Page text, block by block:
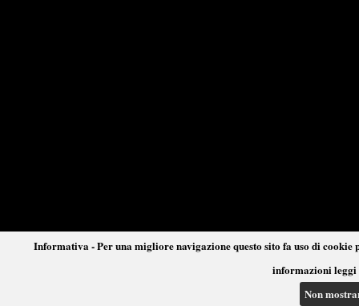
Informativa - Per una migliore navigazione questo sito fa uso di
informazioni leggi
Non